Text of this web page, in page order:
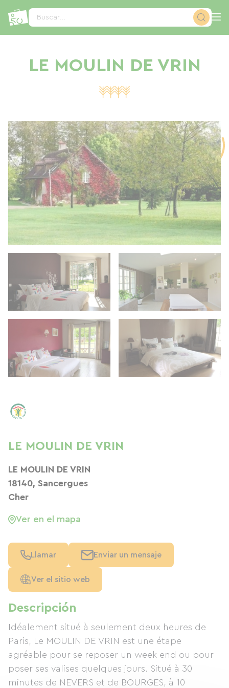
Buscar...
LE MOULIN DE VRIN
Descripción
Idéalement situé à seulement deux heures de
Paris, Le MOULIN DE VRIN est une étape
agréable pour se reposer un week end ou pour
poser ses valises quelques jours. Situé à 30
minutes de NEVERS et de BOURGES, à 10
LE MOULIN DE VRIN
LE MOULIN DE VRIN
18140, Sancergues
Cher
Ver en el mapa
Llamar Enviar un mensaje
Ver el sitio web
Panel de gestión de cookies